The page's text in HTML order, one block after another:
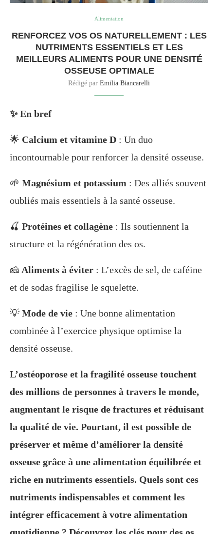
Alimentation
RENFORCEZ VOS OS NATURELLEMENT : LES
NUTRIMENTS ESSENTIELS ET LES
MEILLEURS ALIMENTS POUR UNE DENSITÉ
OSSEUSE OPTIMALE
Rédigé par Emilia Biancarelli
✨ En bref
🌟 Calcium et vitamine D : Un duo
incontournable pour renforcer la densité osseuse.
🌱 Magnésium et potassium : Des alliés souvent
oubliés mais essentiels à la santé osseuse.
🍒 Protéines et collagène : Ils soutiennent la
structure et la régénération des os.
🧀 Aliments à éviter : L’excès de sel, de caféine
et de sodas fragilise le squelette.
💡 Mode de vie : Une bonne alimentation
combinée à l’exercice physique optimise la
densité osseuse.
L’ostéoporose et la fragilité osseuse touchent
des millions de personnes à travers le monde,
augmentant le risque de fractures et réduisant
la qualité de vie. Pourtant, il est possible de
préserver et même d’améliorer la densité
osseuse grâce à une alimentation équilibrée et
riche en nutriments essentiels. Quels sont ces
nutriments indispensables et comment les
intégrer efficacement à votre alimentation
quotidienne ? Découvrez les clés pour des os